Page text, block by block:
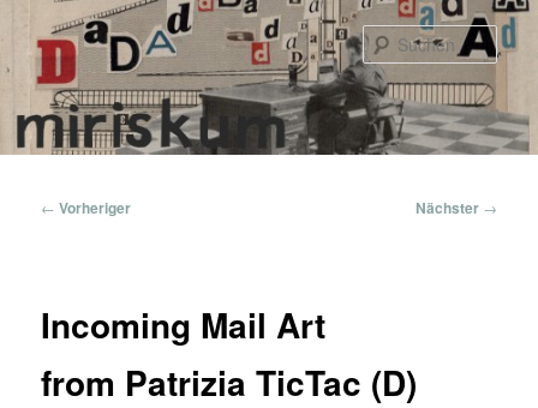
primären
Inhalt
springen
Beitragsnavigation
← Vorheriger Nächster →
Incoming Mail Art
from Patrizia TicTac (D)